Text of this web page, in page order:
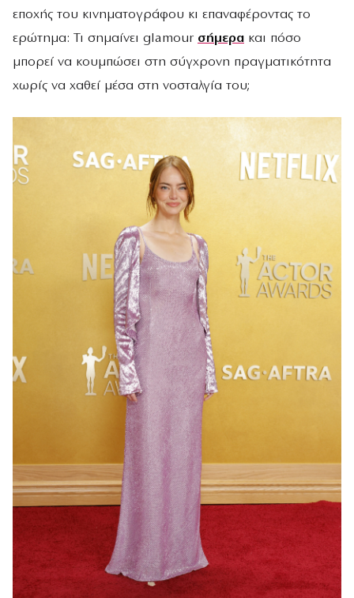
εποχής του κινηματογράφου κι επαναφέροντας το
ερώτημα: Τι σημαίνει glamour σήμερα και πόσο
μπορεί να κουμπώσει στη σύγχρονη πραγματικότητα
χωρίς να χαθεί μέσα στη νοσταλγία του;